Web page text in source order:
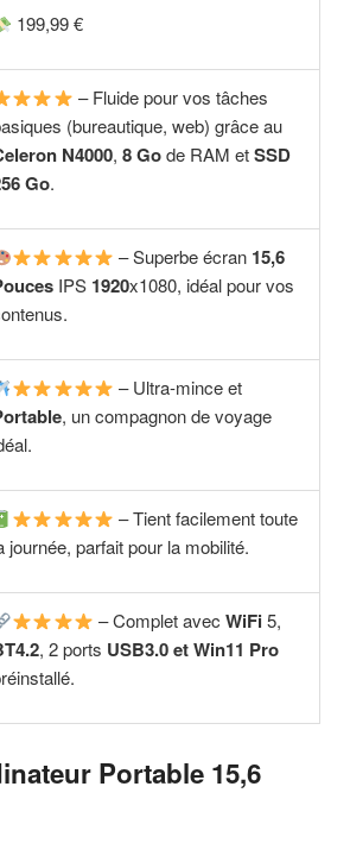
199,99 €
– Fluide pour vos tâches
(bureautique, web) grâce au
N4000,8 Gode RAM etSSD
Go.
– Superbe écran 15,6
IPS 1920x1080, idéal pour vos
– Ultra-mince et
, un compagnon de voyage
– Tient facilement toute
journée, parfait pour la mobilité.
– Complet avec WiFi5,
, 2 ports USB3.0etWin11 Pro
Portable 15,6